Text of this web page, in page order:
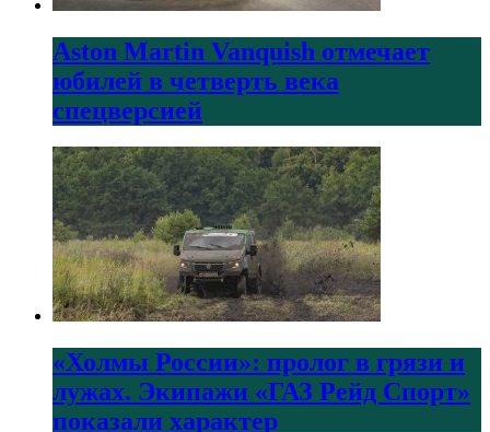
Aston Martin Vanquish отмечает
юбилей в четверть века
спецверсией
«Холмы России»: пролог в грязи и
лужах. Экипажи «ГАЗ Рейд Спорт»
показали характер